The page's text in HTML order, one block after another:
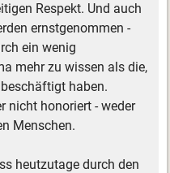
Respekt. Und auch
ernstgenommen -
ein wenig
mehr zu wissen als die,
haben.
nicht honoriert - weder
Menschen.
heutzutage durch den